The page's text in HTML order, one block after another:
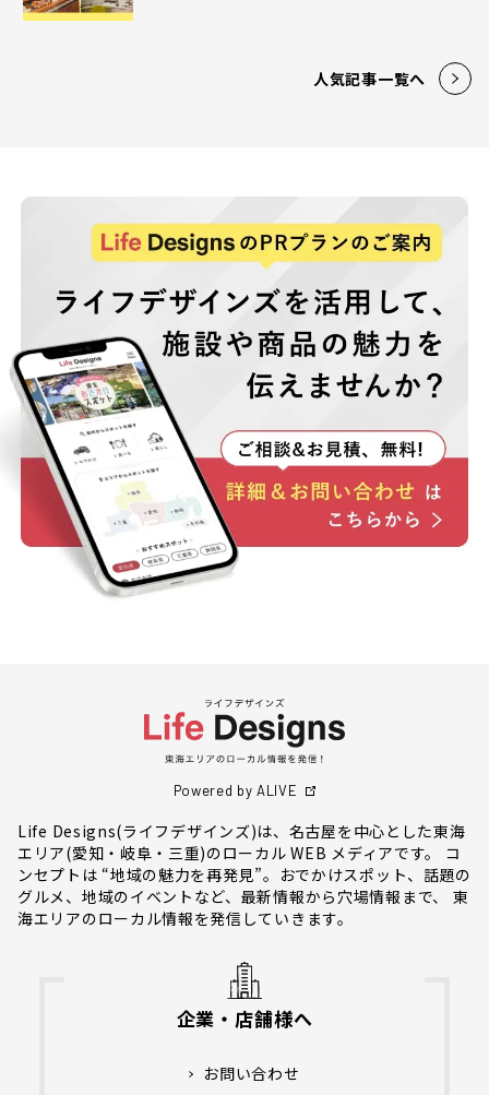
人気記事一覧へ
Powered by ALIVE
Life Designs(ライフデザインズ)は、名古屋を中心とした東海
エリア(愛知・岐阜・三重)のローカル WEB メディアです。 コ
ンセプトは “地域の魅力を再発見”。おでかけスポット、話題の
グルメ、地域のイベントなど、最新情報から穴場情報まで、 東
海エリアのローカル情報を発信していきます。
企業・店舗様へ
お問い合わせ